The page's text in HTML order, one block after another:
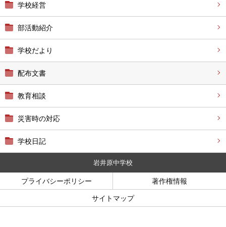
学校経営
部活動紹介
学校だより
配布文書
教育相談
災害時の対応
学校日記
岩井原中学校
プライバシーポリシー 著作権情報
サイトマップ